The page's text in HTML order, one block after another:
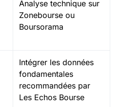
Analyse technique sur
Zonebourse ou
Boursorama
Intégrer les données
fondamentales
recommandées par
Les Echos Bourse